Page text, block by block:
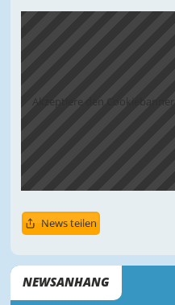
Akzeptiere den
News teilen
NEWSANHANG